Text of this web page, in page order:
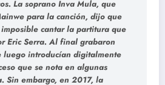
La soprano Inva Mula, que
para la canción, dijo que
cantar la partitura que
Eric Serra. Al final grabaron
luego introducían digitalmente
que se nota en algunas
Sin embargo, en 2017, la